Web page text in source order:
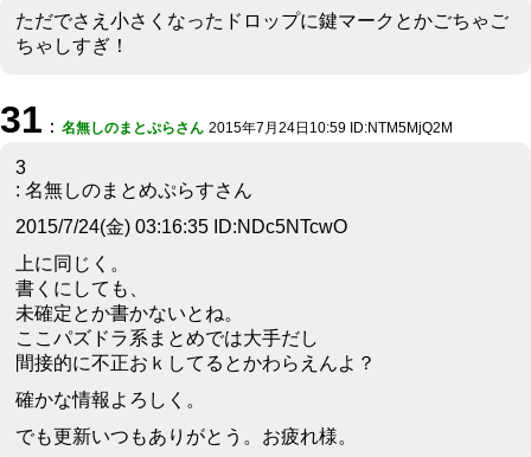
ただでさえ小さくなったドロップに鍵マークとかごちゃご
ちゃしすぎ！
31 ： 名無しのまとぷらさん 2015年7月24日10:59 ID:NTM5MjQ2M
3
: 名無しのまとめぷらすさん
2015/7/24(金) 03:16:35 ID:NDc5NTcwO
上に同じく。
書くにしても、
未確定とか書かないとね。
ここパズドラ系まとめでは大手だし
間接的に不正おｋしてるとかわらえんよ？
確かな情報よろしく。
でも更新いつもありがとう。お疲れ様。